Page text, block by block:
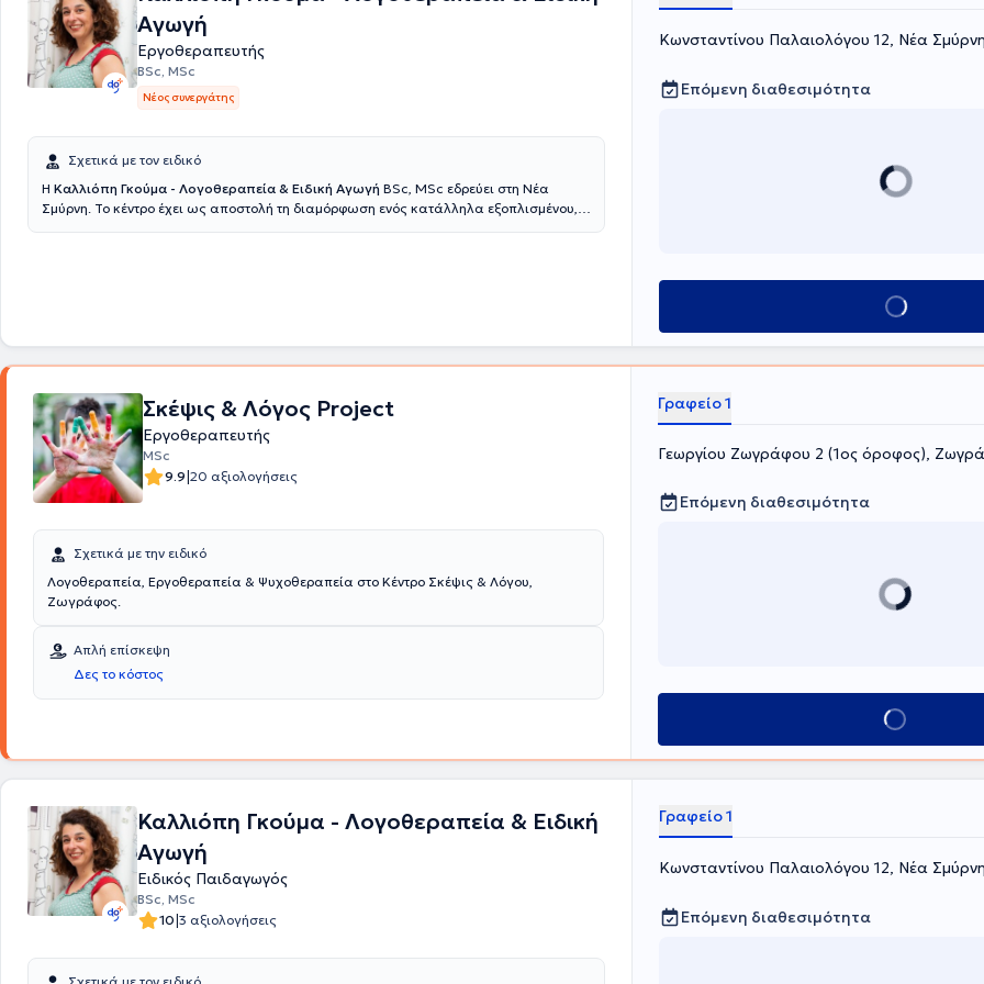
Αγωγή
Εργοθεραπευτής
BSc, MSc
Νέος συνεργάτης
Σχετικά με τον ειδικό
Η Καλλιόπη Γκούμα - Λογοθεραπεία & Ειδική Αγωγή BSc, MSc εδρεύει στη Νέα
Σμύρνη. Το κέντρο έχει ως αποστολή τη διαμόρφωση ενός κατάλληλα εξοπλισμένου,
παιχνιδοθεραπεία, η ψυχολογική υποστήριξη και συμβουλευτική γονέων. Το όραμά
τους είναι η βελτίωση της ποιότητας της ζωής των παιδιών και εφήβων και η
και ενισχυτική υποστήριξη των γονέων - κηδεμόνων, μέσα από ειλικρινή, συνεργατική
σχέση με στόχο την ενδυνάμωση τους. Στηριζόμενοι στα δυνατά σημεία των παιδιών
και εφήβων δημιουργούν σκαλωσιές για να εξαλείψουν τις γνωστικές, μαθησιακές,
συναισθηματικές, συμπεριφορικές αδυναμίες. Εργαλεία τους είναι η λογοθεραπεία, η
εργοθεραπεία, η αισθητηριακή ολοκλήρωση, η ειδική μαθησιακή αποκατάσταση, η
παιχνιδοθεραπεία, η ψυχολογική υποστήριξη και συμβουλευτική γονέων. Σταδιακά
θεατρικό παιχνίδι και άλλες δημιουργικές ομαδικές ασχολίες που βασικό
χαρακτηριστικό θα αποτελεί η συμπερίληψη.
Κωνσταντίνου Παλαιολόγου 12, Νέα
Επόμενη διαθεσιμότητα
Κλείσε ραντεβού
Σκέψις & Λόγος Project
Εργοθεραπευτής
MSc
9.9|20 αξιολογήσεις
Σχετικά με την ειδικό
Λογοθεραπεία, Εργοθεραπεία & Ψυχοθεραπεία στο Κέντρο Σκέψις & Λόγου,
Ζωγράφος.
Απλή επίσκεψη
Δες το κόστος
Γραφείο 1
Γεωργίου Ζωγράφου 2 (1ος όροφος),
Επόμενη διαθεσιμότητα
Κλείσε ραντεβού
Καλλιόπη Γκούμα - Λογοθεραπεία & Ειδική
Αγωγή
Ειδικός Παιδαγωγός
BSc, MSc
10|3 αξιολογήσεις
Γραφείο 1
Κωνσταντίνου Παλαιολόγου 12, Νέα
Επόμενη διαθεσιμότητα